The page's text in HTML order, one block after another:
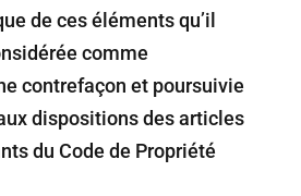
de ces éléments qu’il
comme
contrefaçon et poursuivie
dispositions des articles
du Code de Propriété